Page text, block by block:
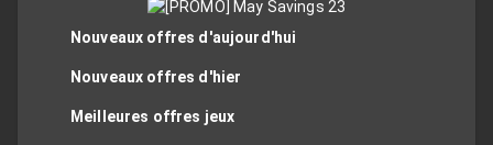
Nouveaux offres d'aujourd'hui
Nouveaux offres d'hier
Meilleures offres jeux